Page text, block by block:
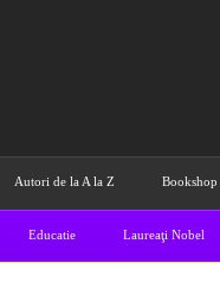
Autori de la A la Z Bookshop
Educatie Laureaţi Nobel